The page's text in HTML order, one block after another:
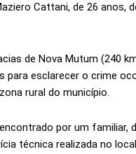
Cattani, de 26
de Nova Mutum (240
para esclarecer o crime
rural do município.
por um familiar,
técnica realizada no